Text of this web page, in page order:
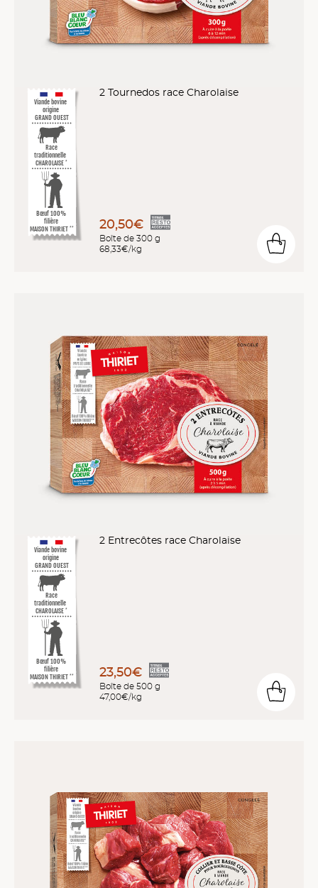
Viande bovine
origine
GRAND OUEST
Bœuf 100%
filière
MAISON THIRIET **
Race
traditionnelle
CHAROLAISE *
2 Tournedos race Charolaise
20,50€
Boîte de 300 g
68,33€/kg
Viande bovine
origine
GRAND OUEST
Bœuf 100%
filière
MAISON THIRIET **
Race
traditionnelle
CHAROLAISE *
2 Entrecôtes race Charolaise
23,50€
Boîte de 500 g
47,00€/kg